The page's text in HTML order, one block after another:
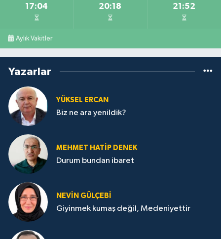
17:04 20:18 21:52
Aylık Vakitler
Yazarlar
YÜKSEL ERCAN
Biz ne ara yenildik?
MEHMET HATİP DENEK
Durum bundan ibaret
NEVİN GÜLÇEBİ
Giyinmek kumaş değil, Medeniyettir